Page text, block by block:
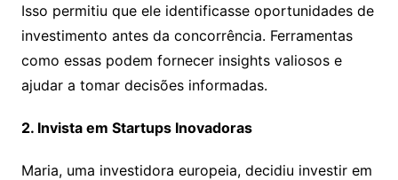
Isso permitiu que ele identificasse oportunidades de
investimento antes da concorrência. Ferramentas
como essas podem fornecer insights valiosos e
ajudar a tomar decisões informadas.
2. Invista em Startups Inovadoras
Maria, uma investidora europeia, decidiu investir em